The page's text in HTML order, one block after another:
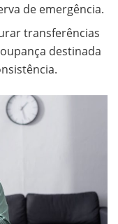
de emergência.
transferências
destinada